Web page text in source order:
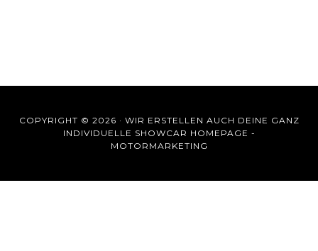
COPYRIGHT © 2026 · WIR ERSTELLEN AUCH DEINE GANZ
INDIVIDUELLE SHOWCAR HOMEPAGE -
MOTORMARKETING